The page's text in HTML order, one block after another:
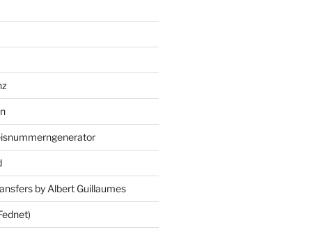
by Albert Guillaumes